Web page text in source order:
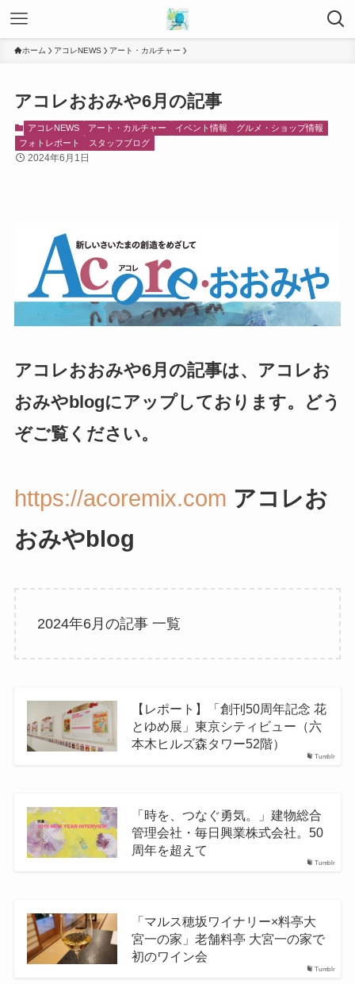
ホーム アコレNEWS アート・カルチャー
アコレおおみや6月の記事
アコレNEWS アート・カルチャー イベント情報
グルメ・ショップ情報
フォトレポート
スタッフブログ
2024年6月1日
アコレおおみや6月の記事は、アコレお
おみやblogにアップしております。どう
ぞご覧ください。
https://acoremix.com アコレお
おみやblog
2024年6月の記事 一覧
Tumblr
【レポート】「創刊50周年記念 花
とゆめ展」東京シティビュー（六
本木ヒルズ森タワー52階）
Tumblr
「時を、つなぐ勇気。」建物総合
管理会社・毎日興業株式会社。50
周年を超えて
Tumblr
「マルス穂坂ワイナリー×料亭大
宮一の家」老舗料亭 大宮一の家で
初のワイン会